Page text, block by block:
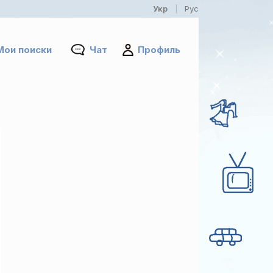
Укр Рус
поиски Чат Профиль